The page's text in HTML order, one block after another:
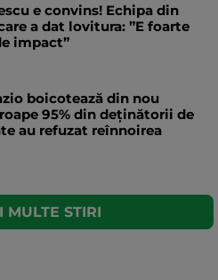
e convins! Echipa din
a dat lovitura: ”E foarte
impact”
boicotează din nou
95% din deținătorii de
au refuzat reînnoirea
MULTE STIRI